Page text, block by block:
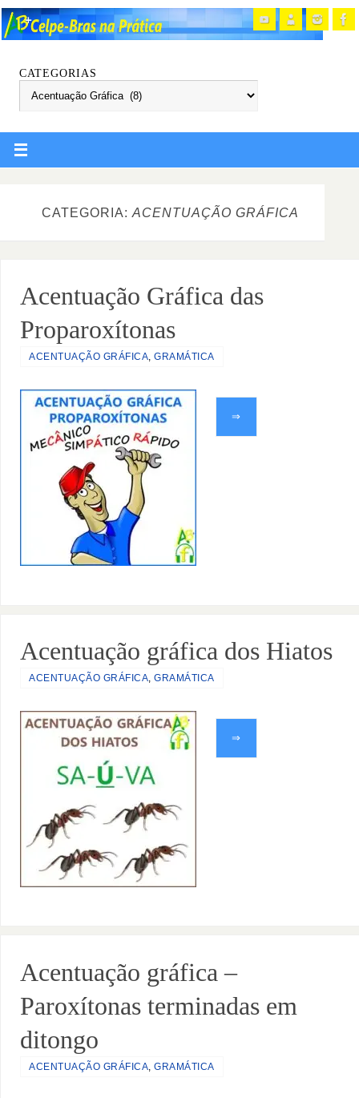
CATEGORIAS
CATEGORIA: ACENTUAÇÃO GRÁFICA
Acentuação Gráfica das
Proparoxítonas
ACENTUAÇÃO GRÁFICA,GRAMÁTICA
⇒
Acentuação gráfica dos Hiatos
ACENTUAÇÃO GRÁFICA,GRAMÁTICA
⇒
Acentuação gráfica –
Paroxítonas terminadas em
ditongo
ACENTUAÇÃO GRÁFICA ,GRAMÁTICA